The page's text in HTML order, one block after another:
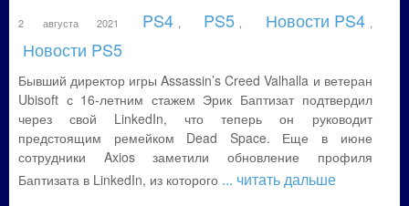
2 августа 2021 PS4 PS5 Новости PS4
Новости PS5
Бывший директор игры Assassin’s Creed Valhalla и ветеран
Ubisoft с 16-летним стажем Эрик Баптизат подтвердил
через свой LinkedIn, что теперь он руководит
предстоящим ремейком Dead Space. Еще в июне
сотрудники Axios заметили обновление профиля
Баптизата в LinkedIn, из которого ... читать дальше